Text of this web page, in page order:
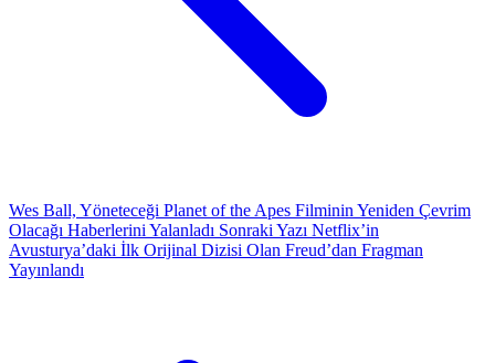
Wes Ball, Yöneteceği Planet of the Apes Filminin Yeniden Çevrim
Olacağı Haberlerini Yalanladı Sonraki Yazı Netflix’in
Avusturya’daki İlk Orijinal Dizisi Olan Freud’dan Fragman
Yayınlandı